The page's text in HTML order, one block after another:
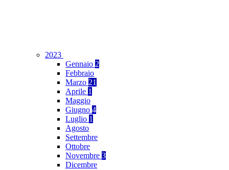
2023
Gennaio 2
Febbraio
Marzo 21
Aprile 1
Maggio
Giugno 4
Luglio 1
Agosto
Settembre
Ottobre
Novembre 3
Dicembre